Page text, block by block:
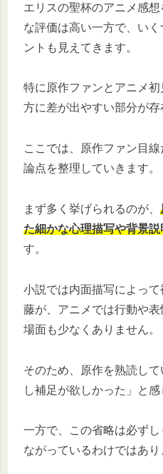
エリスの聖杯のアニメ感
な評価は高い一方で、い
ントも見えてきます。
特に原作ファンとアニメ
方に差が出やすい部分が存
ここでは、原作ファン目
論点を整理していきます。
まず多く挙げられるのが、
た細かな心理描写や背景
す。
小説では内面描写によっ
藤が、アニメでは行動や
場面も少なくありません。
そのため、原作を熟読し
し補足が欲しかった」と感
一方で、この省略は必ず
ながっているわけではあり